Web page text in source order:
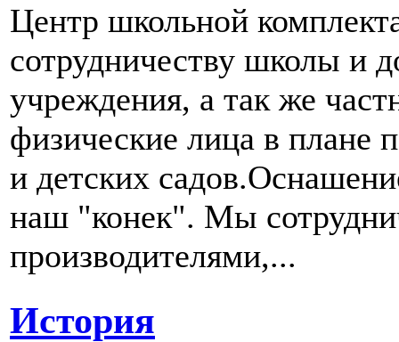
Центр школьной
сотрудничеству школы и
учреждения, а так же
физические лица в плане
и детских
наш "конек". Мы
производителями,...
История